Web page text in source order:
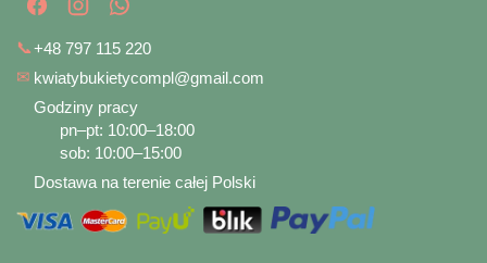
📞+48 797 115 220
✉ kwiatybukietycompl@gmail.com
Godziny pracy
pn–pt: 10:00–18:00
sob: 10:00–15:00
Dostawa na terenie całej Polski